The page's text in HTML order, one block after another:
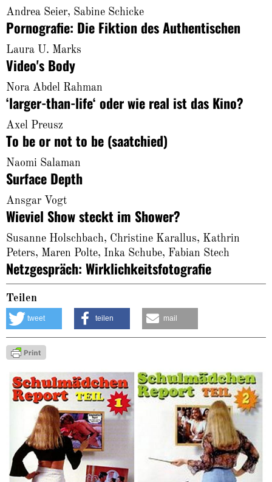
Andrea Seier, Sabine Schicke
Pornografie: Die Fiktion des Authentischen
Laura U. Marks
Video's Body
Nora Abdel Rahman
‘larger-than-life‘ oder wie real ist das Kino?
Axel Preusz
To be or not to be (saatchied)
Naomi Salaman
Surface Depth
Ansgar Vogt
Wieviel Show steckt im Shower?
Susanne Holschbach, Christine Karallus, Kathrin
Peters, Maren Polte, Inka Schube, Fabian Stech
Netzgespräch: Wirklichkeitsfotografie
Teilen
tweet teilen mail